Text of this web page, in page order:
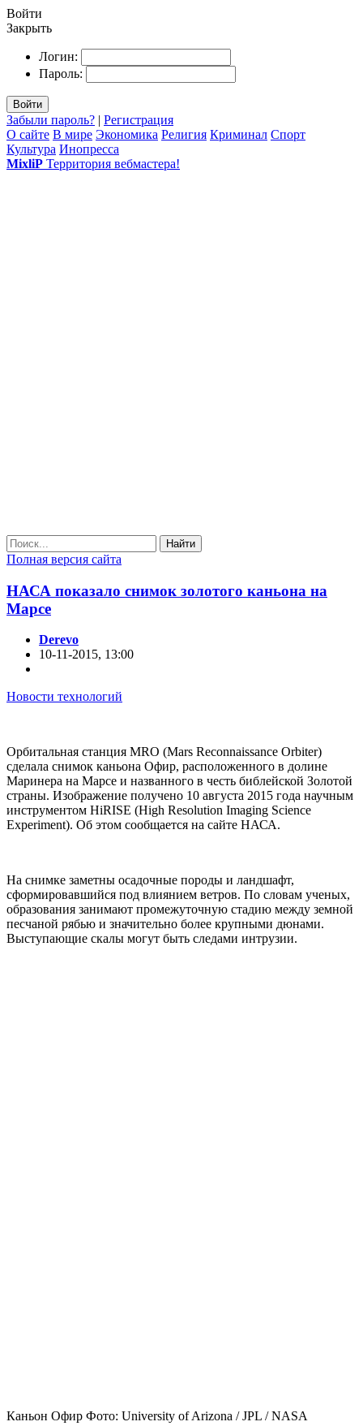
Войти
Закрыть
Логин:
Пароль:
Войти
Забыли пароль? | Регистрация
О сайте В мире Экономика Религия Криминал Спорт
Культура Инопресса
MixliP Территория вебмастера!
Найти
Полная версия сайта
НАСА показало снимок золотого каньона на
Марсе
Derevo
10-11-2015, 13:00
Новости технологий
Орбитальная станция MRO (Mars Reconnaissance Orbiter)
сделала снимок каньона Офир, расположенного в долине
Маринера на Марсе и названного в честь библейской Золотой
страны. Изображение получено 10 августа 2015 года научным
инструментом HiRISE (High Resolution Imaging Science
Experiment). Об этом сообщается на сайте НАСА.
На снимке заметны осадочные породы и ландшафт,
сформировавшийся под влиянием ветров. По словам ученых,
образования занимают промежуточную стадию между земной
песчаной рябью и значительно более крупными дюнами.
Выступающие скалы могут быть следами интрузии.
Каньон Офир Фото: University of Arizona / JPL / NASA